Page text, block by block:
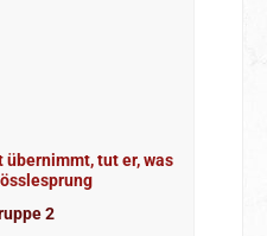
übernimmt, tut er, was
2